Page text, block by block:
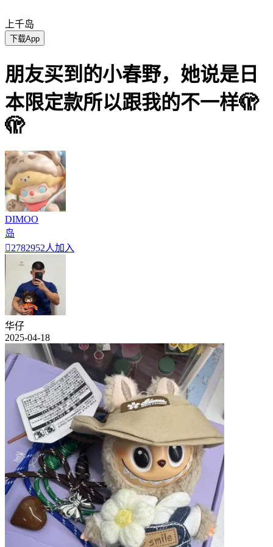
上千岛
下载App
朋友买到的小春野，她说是日
本限定款所以跟我的不一样🫣
🫣
DIMOO
岛
2782952人加入
华仔
2025-04-18